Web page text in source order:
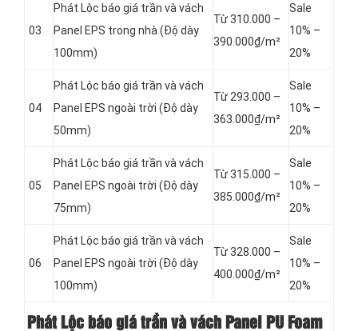
03
Phát Lộc báo giá trần và vách
Panel EPS trong nhà (Độ dày
100mm)
Từ 310.000 –
390.000₫/m²
Sale
10% –
20%
04
Phát Lộc báo giá trần và vách
Panel EPS ngoài trời (Độ dày
50mm)
Từ 293.000 –
363.000₫/m²
Sale
10% –
20%
05
Phát Lộc báo giá trần và vách
Panel EPS ngoài trời (Độ dày
75mm)
Từ 315.000 –
385.000₫/m²
Sale
10% –
20%
06
Phát Lộc báo giá trần và vách
Panel EPS ngoài trời (Độ dày
100mm)
Từ 328.000 –
400.000₫/m²
Sale
10% –
20%
Phát Lộc báo giá trần và vách Panel PU Foam